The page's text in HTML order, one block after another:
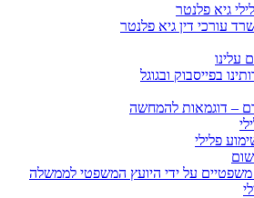
גיא פלנטר
עורכי דין גיא פלנטר
עלינו
בפייסבוק ובגוגל
– דוגמאות להמחשה
פלילי
משפטיים על ידי היועץ המשפטי לממשלה